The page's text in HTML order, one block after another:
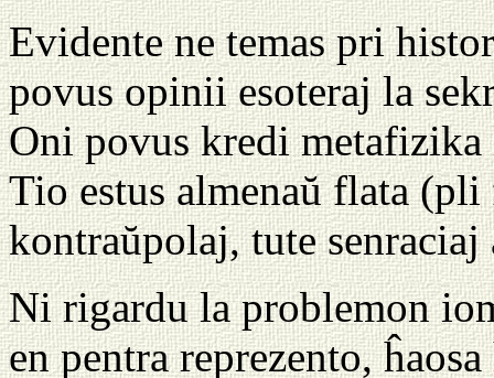
Evidente ne temas pri
povus opinii esoteraj la
Oni povus kredi
Tio estus almenaŭ flata
kontraŭpolaj, tute senraciaj
Ni rigardu la problemon
en pentra reprezento,